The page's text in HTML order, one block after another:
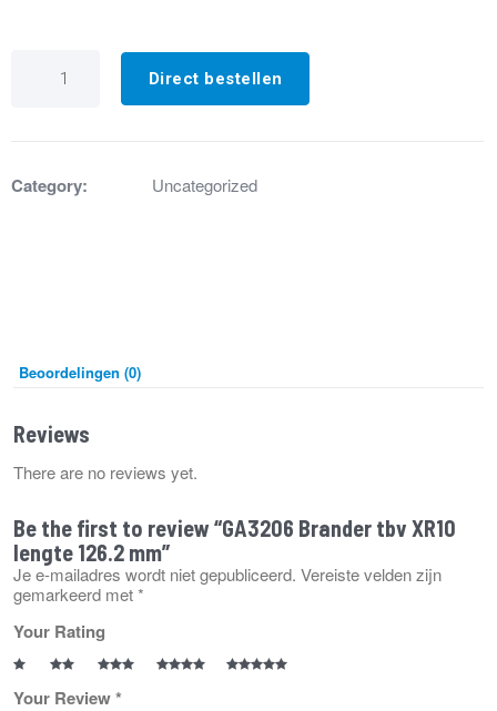
Brander
mm
aantal
Direct bestellen
Category: Uncategorized
Beoordelingen (0)
Reviews
There are no reviews yet.
Be the first to review “GA3206 Brander tbv XR10
lengte 126.2 mm”
Je e-mailadres wordt niet gepubliceerd. Vereiste velden zijn
gemarkeerd met*
Your Rating
Your Review*